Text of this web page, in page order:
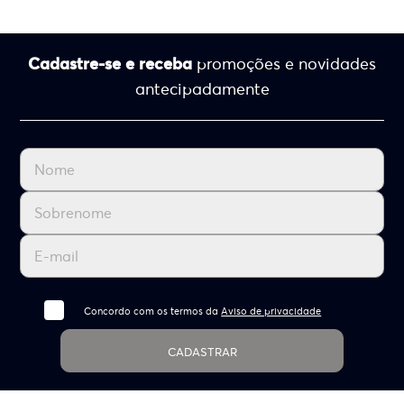
Cadastre-se e receba promoções e novidades
antecipadamente
Concordo com os termos daAviso de privacidade
CADASTRAR